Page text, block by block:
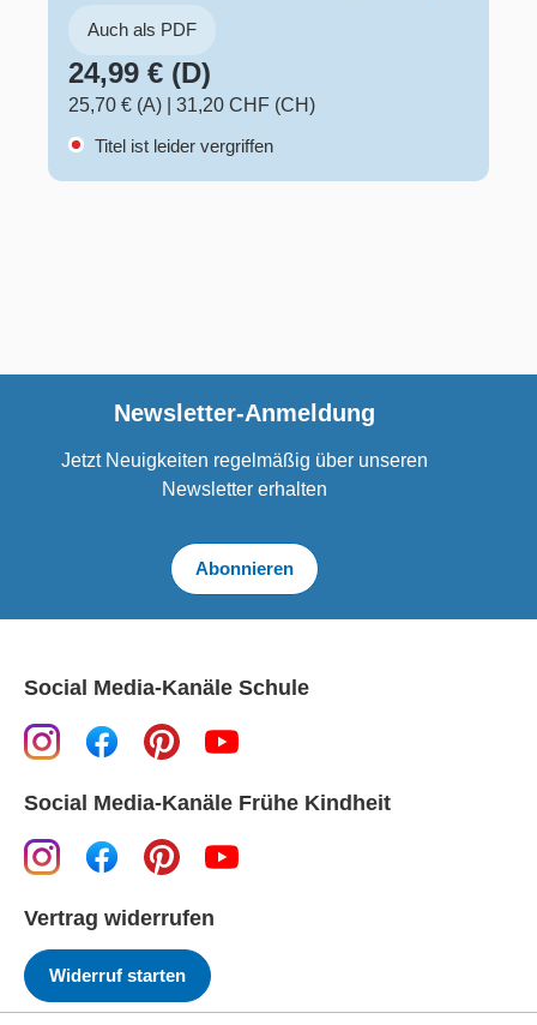
Auch als PDF
24,99 € (D)
25,70 € (A)
31,20 CHF (CH)
Titel ist leider vergriffen
Newsletter-Anmeldung
Jetzt Neuigkeiten regelmäßig über unseren
Newsletter erhalten
Abonnieren
Social Media-Kanäle Schule
Social Media-Kanäle Frühe Kindheit
Vertrag widerrufen
Widerruf starten